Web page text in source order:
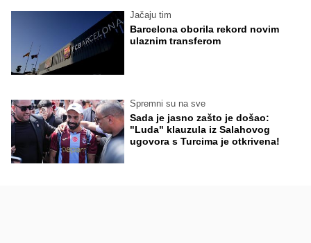
Jačaju tim
Barcelona oborila rekord novim
ulaznim transferom
Spremni su na sve
Sada je jasno zašto je došao:
"Luda" klauzula iz Salahovog
ugovora s Turcima je otkrivena!